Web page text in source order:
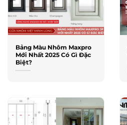
Bảng Màu Nhôm Maxpro
Mới Nhất 2025 Có Gì Đặc
Biệt?